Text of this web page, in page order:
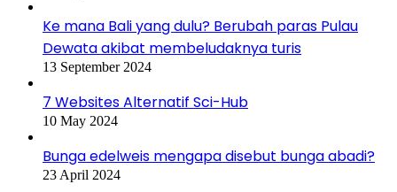
Ke mana Bali yang dulu? Berubah paras Pulau
Dewata akibat membeludaknya turis
13 September 2024
7 Websites Alternatif Sci-Hub
10 May 2024
Bunga edelweis mengapa disebut bunga abadi?
23 April 2024